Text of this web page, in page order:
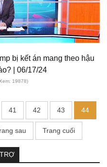
bị kết án mang theo hậu
| 06/17/24
19878)
41 42 43 44
sau Trang cuối